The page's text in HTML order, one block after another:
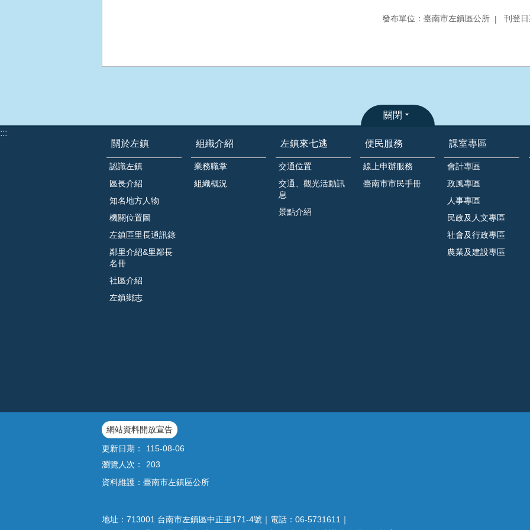
發布單位：臺南市左鎮區公所 刊登
關閉
:::
關於左鎮
認識左鎮
區長介紹
知名地方人物
機關位置圖
左鎮區里長通訊錄
鄰里介紹&里鄰長
名冊
社區介紹
左鎮鄉志
組織介紹
業務職掌
組織概況
左鎮來七逃
交通位置
交通、觀光活動訊
息
景點介紹
便民服務
線上申辦服務
臺南市市民手冊
課室專區
會計專區
政風專區
人事專區
民政及人文專區
社會及行政專區
農業及建設專區
網站資料開放宣告
更新日期：
115-08-06
瀏覽人次：
203
資料維護：臺南市左鎮區公所
地址：713001 台南市左鎮區中正里171-4號｜電話：06-5731611｜